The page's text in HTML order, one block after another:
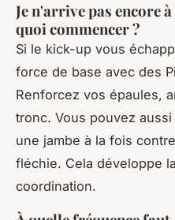
Je n'arrive pas encore
quoi commencer ?
Si le kick-up vous
force de base avec des
Renforcez vos épaules,
tronc. Vous pouvez
une jambe à la fois
fléchie. Cela développe
coordination.